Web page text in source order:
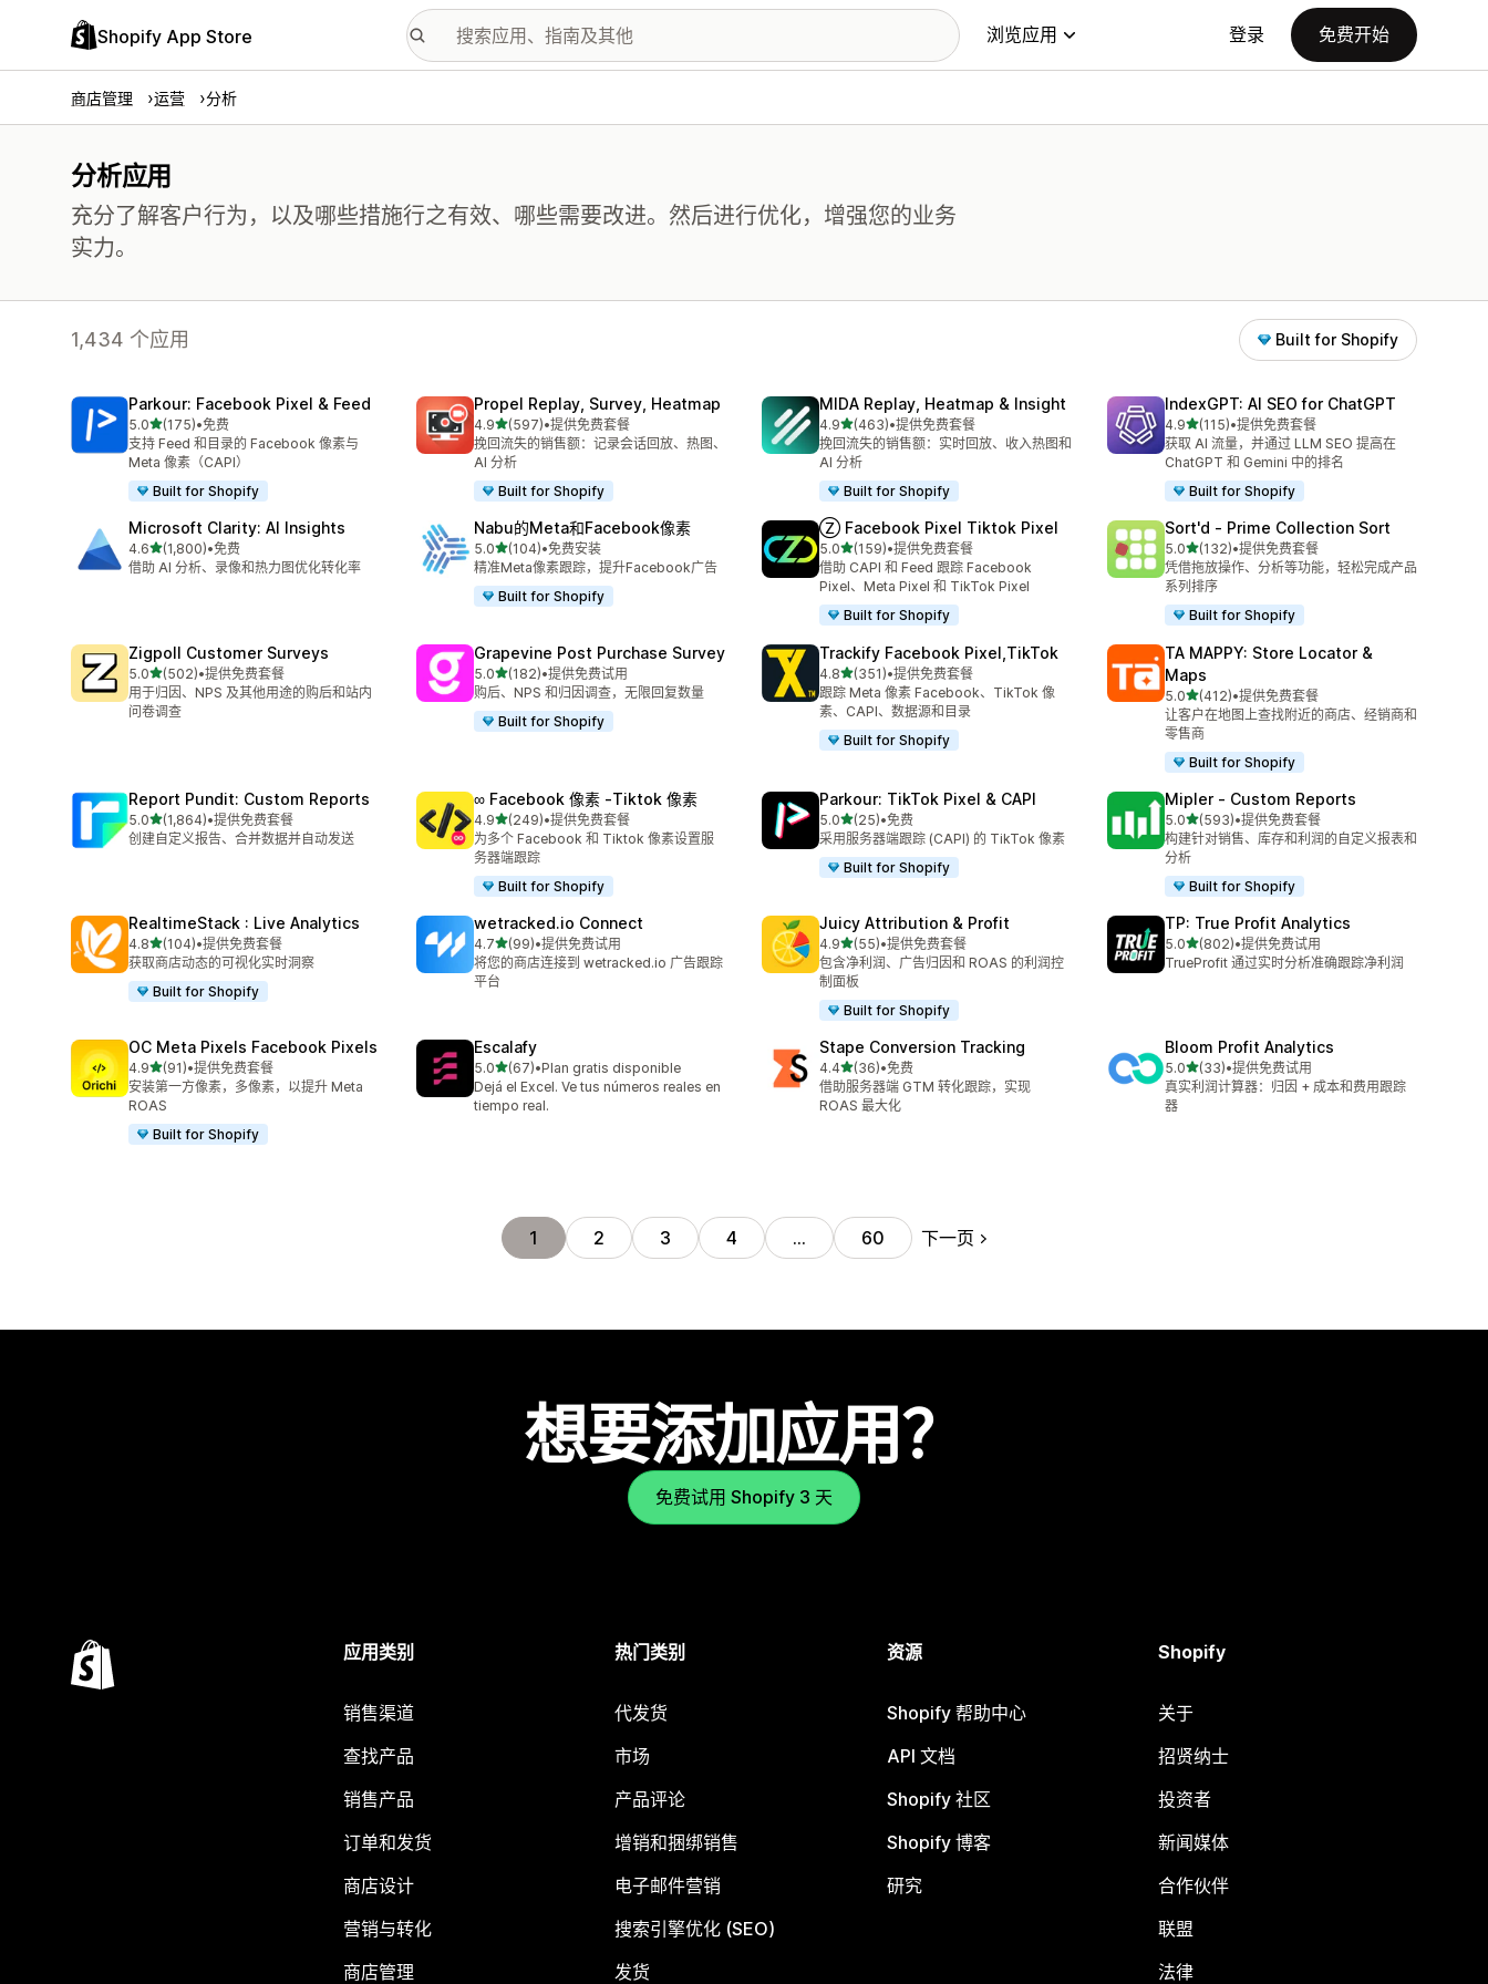
Shopify App Store 浏览应用 登录 免费开始
商店管理 运营 分析
分析应用
充分了解客户行为，以及哪些措施行之有效、哪些需要改进。然后进行优化，增强您的业务
实力。
1,434 个应用 Built for Shopify
Parkour: Facebook Pixel & Feed
5.0星（满分 5 星）
(175)
总共 175 条评论
•免费
支持 Feed 和目录的 Facebook 像素与
Meta 像素（CAPI）
Built for Shopify
Propel Replay, Survey, Heatmap
4.9星（满分 5 星）
(597)
总共 597 条评论
•提供免费套餐
挽回流失的销售额：记录会话回放、热图、
AI 分析
Built for Shopify
MIDA Replay, Heatmap & Insight
4.9星（满分 5 星）
(463)
总共 463 条评论
•提供免费套餐
挽回流失的销售额：实时回放、收入热图和
AI 分析
Built for Shopify
IndexGPT: AI SEO for ChatGPT
4.9星（满分 5 星）
(115)
总共 115 条评论
•提供免费套餐
获取 AI 流量，并通过 LLM SEO 提高在
ChatGPT 和 Gemini 中的排名
Built for Shopify
Microsoft Clarity: AI Insights
4.6星（满分 5 星）
(1,800)
总共 1800 条评论
•免费
借助 AI 分析、录像和热力图优化转化率
Nabu的Meta和Facebook像素
5.0星（满分 5 星）
(104)
总共 104 条评论
•免费安装
精准Meta像素跟踪，提升Facebook广告
Built for Shopify
Ⓩ Facebook Pixel Tiktok Pixel
5.0星（满分 5 星）
(159)
总共 159 条评论
•提供免费套餐
借助 CAPI 和 Feed 跟踪 Facebook
Pixel、Meta Pixel 和 TikTok Pixel
Built for Shopify
Sort'd ‑ Prime Collection Sort
5.0星（满分 5 星）
(132)
总共 132 条评论
•提供免费套餐
凭借拖放操作、分析等功能，轻松完成产品
系列排序
Built for Shopify
Zigpoll Customer Surveys
5.0星（满分 5 星）
(502)
总共 502 条评论
•提供免费套餐
用于归因、NPS 及其他用途的购后和站内
问卷调查
Grapevine Post Purchase Survey
5.0星（满分 5 星）
(182)
总共 182 条评论
•提供免费试用
购后、NPS 和归因调查，无限回复数量
Built for Shopify
Trackify Facebook Pixel,TikTok
4.8星（满分 5 星）
(351)
总共 351 条评论
•提供免费套餐
跟踪 Meta 像素 Facebook、TikTok 像
素、CAPI、数据源和目录
Built for Shopify
TA MAPPY: Store Locator &
Maps
5.0星（满分 5 星）
(412)
总共 412 条评论
•提供免费套餐
让客户在地图上查找附近的商店、经销商和
零售商
Built for Shopify
Report Pundit: Custom Reports
5.0星（满分 5 星）
(1,864)
总共 1864 条评论
•提供免费套餐
创建自定义报告、合并数据并自动发送
∞ Facebook 像素 ‑Tiktok 像素
4.9星（满分 5 星）
(249)
总共 249 条评论
•提供免费套餐
为多个 Facebook 和 Tiktok 像素设置服
务器端跟踪
Built for Shopify
Parkour: TikTok Pixel & CAPI
5.0星（满分 5 星）
(25)
总共 25 条评论
•免费
采用服务器端跟踪 (CAPI) 的 TikTok 像素
Built for Shopify
Mipler ‑ Custom Reports
5.0星（满分 5 星）
(593)
总共 593 条评论
•提供免费套餐
构建针对销售、库存和利润的自定义报表和
分析
Built for Shopify
RealtimeStack : Live Analytics
4.8星（满分 5 星）
(104)
总共 104 条评论
•提供免费套餐
获取商店动态的可视化实时洞察
Built for Shopify
wetracked.io Connect
4.7星（满分 5 星）
(99)
总共 99 条评论
•提供免费试用
将您的商店连接到 wetracked.io 广告跟踪
平台
Juicy Attribution & Profit
4.9星（满分 5 星）
(55)
总共 55 条评论
•提供免费套餐
包含净利润、广告归因和 ROAS 的利润控
制面板
Built for Shopify
TP: True Profit Analytics
5.0星（满分 5 星）
(802)
总共 802 条评论
•提供免费试用
TrueProfit 通过实时分析准确跟踪净利润
OC Meta Pixels Facebook Pixels
4.9星（满分 5 星）
(91)
总共 91 条评论
•提供免费套餐
安装第一方像素，多像素，以提升 Meta
ROAS
Built for Shopify
Escalafy
5.0星（满分 5 星）
(67)
总共 67 条评论
•Plan gratis disponible
Dejá el Excel. Ve tus números reales en
tiempo real.
Stape Conversion Tracking
4.4星（满分 5 星）
(36)
总共 36 条评论
•免费
借助服务器端 GTM 转化跟踪，实现
ROAS 最大化
Bloom Profit Analytics
5.0星（满分 5 星）
(33)
总共 33 条评论
•提供免费试用
真实利润计算器：归因 + 成本和费用跟踪
器
1 2 3 4 … 60 下一页
想要添加应用？
免费试用 Shopify 3 天
应用类别
销售渠道
查找产品
销售产品
订单和发货
商店设计
营销与转化
商店管理
热门类别
代发货
市场
产品评论
增销和捆绑销售
电子邮件营销
搜索引擎优化 (SEO)
发货
资源
Shopify 帮助中心
API 文档
Shopify 社区
Shopify 博客
研究
Shopify
关于
招贤纳士
投资者
新闻媒体
合作伙伴
联盟
法律